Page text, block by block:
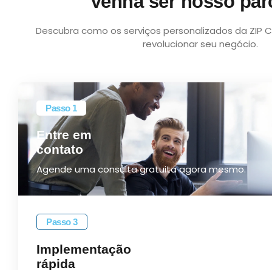
Descubra como os serviços personalizados da ZIP
revolucionar seu negócio.
Passo 1
Entre em
contato
Agende uma consulta gratuita agora mesmo.
Passo 3
Implementação
rápida